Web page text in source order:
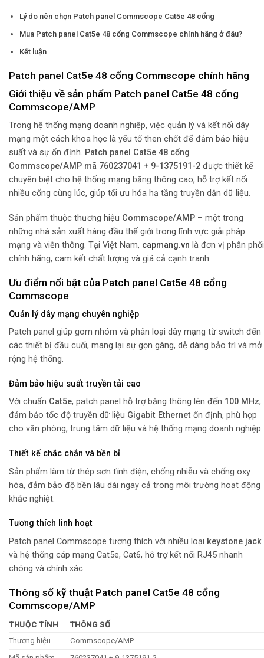
Lý do nên chọn Patch panel Commscope Cat5e 48 cổng
Mua Patch panel Cat5e 48 cổng Commscope chính hãng ở đâu?
Kết luận
Patch panel Cat5e 48 cổng Commscope chính hãng
Giới thiệu về sản phẩm Patch panel Cat5e 48 cổng
Commscope/AMP
Trong hệ thống mạng doanh nghiệp, việc quản lý và kết nối dây
mạng một cách khoa học là yếu tố then chốt để đảm bảo hiệu
suất và sự ổn định. Patch panel Cat5e 48 cổng
Commscope/AMP mã 760237041 + 9-1375191-2 được thiết kế
chuyên biệt cho hệ thống mạng băng thông cao, hỗ trợ kết nối
nhiều cổng cùng lúc, giúp tối ưu hóa hạ tầng truyền dẫn dữ liệu.
Sản phẩm thuộc thương hiệu Commscope/AMP – một trong
những nhà sản xuất hàng đầu thế giới trong lĩnh vực giải pháp
mạng và viễn thông. Tại Việt Nam, capmang.vn là đơn vị phân phối
chính hãng, cam kết chất lượng và giá cả cạnh tranh.
Ưu điểm nổi bật của Patch panel Cat5e 48 cổng
Commscope
Quản lý dây mạng chuyên nghiệp
Patch panel giúp gom nhóm và phân loại dây mạng từ switch đến
các thiết bị đầu cuối, mang lại sự gọn gàng, dễ dàng bảo trì và mở
rộng hệ thống.
Đảm bảo hiệu suất truyền tải cao
Với chuẩn Cat5e, patch panel hỗ trợ băng thông lên đến 100 MHz,
đảm bảo tốc độ truyền dữ liệu Gigabit Ethernet ổn định, phù hợp
cho văn phòng, trung tâm dữ liệu và hệ thống mạng doanh nghiệp.
Thiết kế chắc chắn và bền bỉ
Sản phẩm làm từ thép sơn tĩnh điện, chống nhiễu và chống oxy
hóa, đảm bảo độ bền lâu dài ngay cả trong môi trường hoạt động
khắc nghiệt.
Tương thích linh hoạt
Patch panel Commscope tương thích với nhiều loại keystone jack
và hệ thống cáp mạng Cat5e, Cat6, hỗ trợ kết nối RJ45 nhanh
chóng và chính xác.
Thông số kỹ thuật Patch panel Cat5e 48 cổng
Commscope/AMP
THUỘC TÍNH
THÔNG SỐ
Thương hiệu
Commscope/AMP